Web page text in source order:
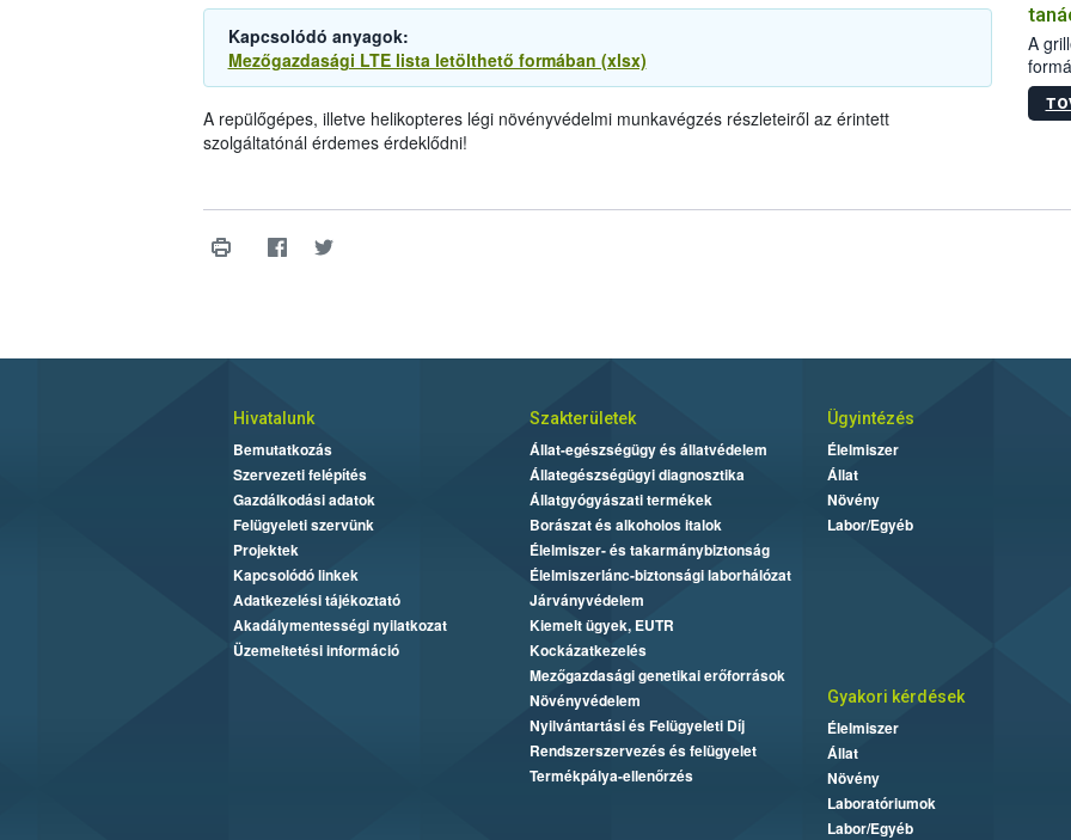
Kapcsolódó anyagok:
Mezőgazdasági LTE lista letölthető formában (xlsx)
A repülőgépes, illetve helikopteres légi növényvédelmi munkavégzés részleteiről az érintett
szolgáltatónál érdemes érdeklődni!
A
Hivatalunk
Bemutatkozás
Szervezeti felépítés
Gazdálkodási adatok
Felügyeleti szervünk
Projektek
Kapcsolódó linkek
Adatkezelési tájékoztató
Akadálymentességi nyilatkozat
Üzemeltetési információ
Szakterületek
Állat-egészségügy és állatvédelem
Állategészségügyi diagnosztika
Állatgyógyászati termékek
Borászat és alkoholos italok
Élelmiszer- és takarmánybiztonság
Élelmiszerlánc-biztonsági laborhálózat
Járványvédelem
Kiemelt ügyek, EUTR
Kockázatkezelés
Mezőgazdasági genetikai erőforrások
Növényvédelem
Nyilvántartási és Felügyeleti Díj
Rendszerszervezés és felügyelet
Termékpálya-ellenőrzés
Ügyintézés
Élelmiszer
Állat
Növény
Labor/Egyéb
Gyakori kérdések
Élelmiszer
Állat
Növény
Laboratóriumok
Labor/Egyéb